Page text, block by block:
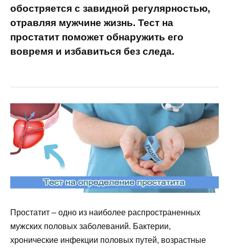
обостряется с завидной регулярностью,
отравляя мужчине жизнь. Тест на
простатит поможет обнаружить его
вовремя и избавиться без следа.
Простатит – одно из наиболее распространенных
мужских половых заболеваний. Бактерии,
хронические инфекции половых путей, возрастные